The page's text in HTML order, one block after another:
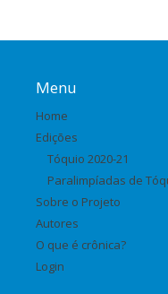
Menu
Home
Edições
Tóquio 2020-21
Paralimpíadas de
Sobre o Projeto
Autores
O que é crônica?
Login